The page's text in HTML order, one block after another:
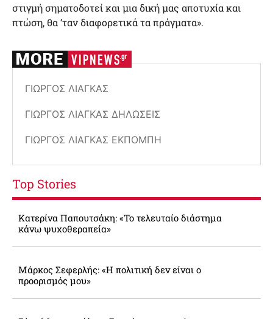
στιγμή σηματοδοτεί και μια δική μας αποτυχία και
πτώση, θα ‘ταν διαφορετικά τα πράγματα».
ΓΙΏΡΓΟΣ ΛΙΆΓΚΑΣ
ΓΙΏΡΓΟΣ ΛΙΆΓΚΑΣ ΔΗΛΏΣΕΙΣ
ΓΙΏΡΓΟΣ ΛΙΆΓΚΑΣ ΕΚΠΟΜΠΉ
Top Stories
Κατερίνα Παπουτσάκη: «Το τελευταίο διάστημα
κάνω ψυχοθεραπεία»
Μάρκος Σεφερλής: «Η πολιτική δεν είναι ο
προορισμός μου»